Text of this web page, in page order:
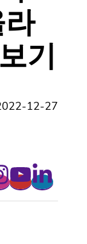
기
12-27